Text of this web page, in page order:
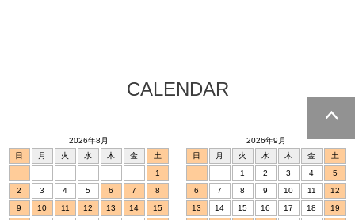
ページトッ
プへ
CALENDAR
2026年8月
日
月 火 水 木 金
土
1
2
3 4 5 6 7
8
9
10 11 12 13 14
15
2026年9月
日
月 火 水 木 金
土
1
2 3 4
5
6
7 8 9 10 11
12
13
14 15 16 17 18
19